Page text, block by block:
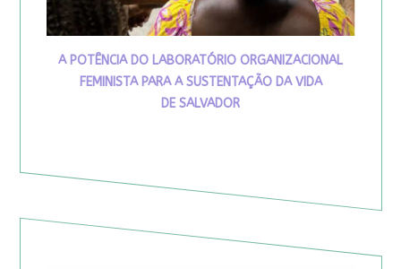
A POTÊNCIA DO LABORATÓRIO ORGANIZACIONAL
FEMINISTA PARA A SUSTENTAÇÃO DA VIDA
DE SALVADOR